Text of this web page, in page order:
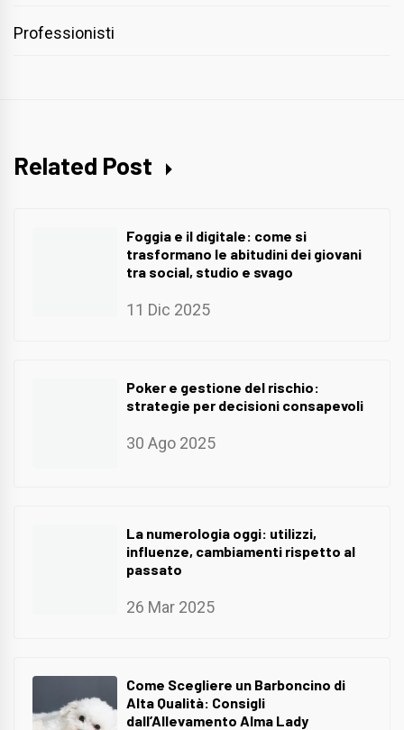
Professionisti
Related Post
Foggia e il digitale: come si
trasformano le abitudini dei giovani
tra social, studio e svago
11 Dic 2025
Poker e gestione del rischio:
strategie per decisioni consapevoli
30 Ago 2025
La numerologia oggi: utilizzi,
influenze, cambiamenti rispetto al
passato
26 Mar 2025
Come Scegliere un Barboncino di
Alta Qualità: Consigli
dall’Allevamento Alma Lady